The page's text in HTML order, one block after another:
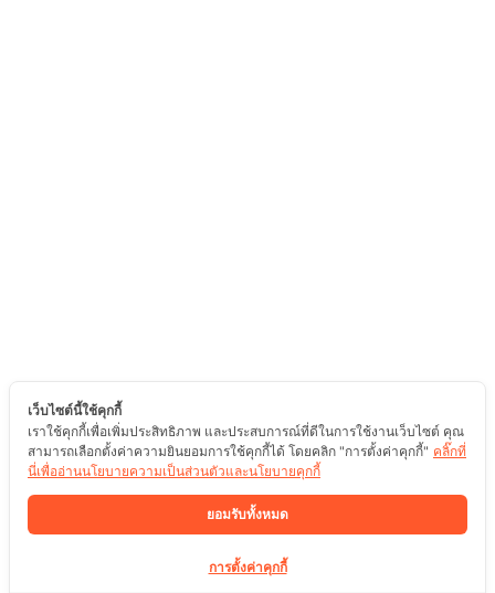
เว็บไซต์นี้ใช้คุกกี้
เราใช้คุกกี้เพื่อเพิ่มประสิทธิภาพ และประสบการณ์ที่ดีในการใช้งานเว็บไซต์ คุณ
สามารถเลือกตั้งค่าความยินยอมการใช้คุกกี้ได้ โดยคลิก "การตั้งค่าคุกกี้" คลิ๊กที่
นี่เพื่ออ่านนโยบายความเป็นส่วนตัวและนโยบายคุกกี้
ยอมรับทั้งหมด
การตั้งค่าคุกกี้